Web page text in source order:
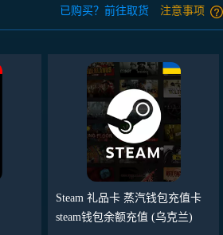
已购买？前往取货 注意事项
Steam 礼品卡 蒸汽钱包充值卡
steam钱包余额充值 (乌克兰)